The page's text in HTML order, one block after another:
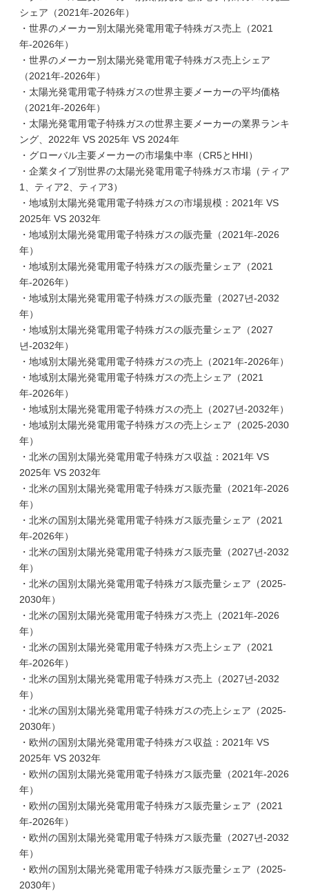
シェア（2021年-2026年）
・世界のメーカー別太陽光発電用電子特殊ガス売上（2021
年-2026年）
・世界のメーカー別太陽光発電用電子特殊ガス売上シェア
（2021年-2026年）
・太陽光発電用電子特殊ガスの世界主要メーカーの平均価格
（2021年-2026年）
・太陽光発電用電子特殊ガスの世界主要メーカーの業界ランキ
ング、2022年 VS 2025年 VS 2024年
・グローバル主要メーカーの市場集中率（CR5とHHI）
・企業タイプ別世界の太陽光発電用電子特殊ガス市場（ティア
1、ティア2、ティア3）
・地域別太陽光発電用電子特殊ガスの市場規模：2021年 VS
2025年 VS 2032年
・地域別太陽光発電用電子特殊ガスの販売量（2021年-2026
年）
・地域別太陽光発電用電子特殊ガスの販売量シェア（2021
年-2026年）
・地域別太陽光発電用電子特殊ガスの販売量（2027년-2032
年）
・地域別太陽光発電用電子特殊ガスの販売量シェア（2027
년-2032年）
・地域別太陽光発電用電子特殊ガスの売上（2021年-2026年）
・地域別太陽光発電用電子特殊ガスの売上シェア（2021
年-2026年）
・地域別太陽光発電用電子特殊ガスの売上（2027년-2032年）
・地域別太陽光発電用電子特殊ガスの売上シェア（2025-2030
年）
・北米の国別太陽光発電用電子特殊ガス収益：2021年 VS
2025年 VS 2032年
・北米の国別太陽光発電用電子特殊ガス販売量（2021年-2026
年）
・北米の国別太陽光発電用電子特殊ガス販売量シェア（2021
年-2026年）
・北米の国別太陽光発電用電子特殊ガス販売量（2027년-2032
年）
・北米の国別太陽光発電用電子特殊ガス販売量シェア（2025-
2030年）
・北米の国別太陽光発電用電子特殊ガス売上（2021年-2026
年）
・北米の国別太陽光発電用電子特殊ガス売上シェア（2021
年-2026年）
・北米の国別太陽光発電用電子特殊ガス売上（2027년-2032
年）
・北米の国別太陽光発電用電子特殊ガスの売上シェア（2025-
2030年）
・欧州の国別太陽光発電用電子特殊ガス収益：2021年 VS
2025年 VS 2032年
・欧州の国別太陽光発電用電子特殊ガス販売量（2021年-2026
年）
・欧州の国別太陽光発電用電子特殊ガス販売量シェア（2021
年-2026年）
・欧州の国別太陽光発電用電子特殊ガス販売量（2027년-2032
年）
・欧州の国別太陽光発電用電子特殊ガス販売量シェア（2025-
2030年）